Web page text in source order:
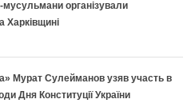
мусульмани організували
Харківщині
Мурат Сулейманов узяв участь в
Дня Конституції України